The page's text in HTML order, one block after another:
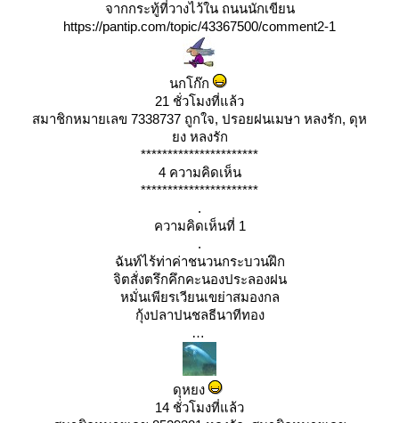
จากกระทู้ที่วางไว้ใน ถนนนักเขียน
https://pantip.com/topic/43367500/comment2-1
นกโก๊ก
21 ชั่วโมงที่แล้ว
สมาชิกหมายเลข 7338737 ถูกใจ, ปรอยฝนเมษา หลงรัก, ดุห
ง หลงรัก
**********************
4 ความคิดเห็น
**********************
.
ความคิดเห็นที่ 1
.
ฉันท์ไร้ท่าค่าชนวนกระบวนฝึก
จิตสั่งตรึกคึกคะนองประลองฝน
หมั่นเพียรเวียนเขย่าสมองกล
กุ้งปลาปนชลธีนาทีทอง
ดุหยง
14 ชั่วโมงที่แล้ว